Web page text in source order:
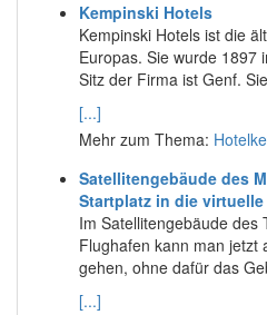
Kempinski Hotels
Kempinski Hotels ist die
Europas. Sie wurde 1897
Sitz der Firma ist Genf.
[...]
Mehr zum Thema:
Satellitengebäude des
Startplatz in die
Im Satellitengebäude des
Flughafen kann man jetzt
gehen, ohne dafür das
[...]